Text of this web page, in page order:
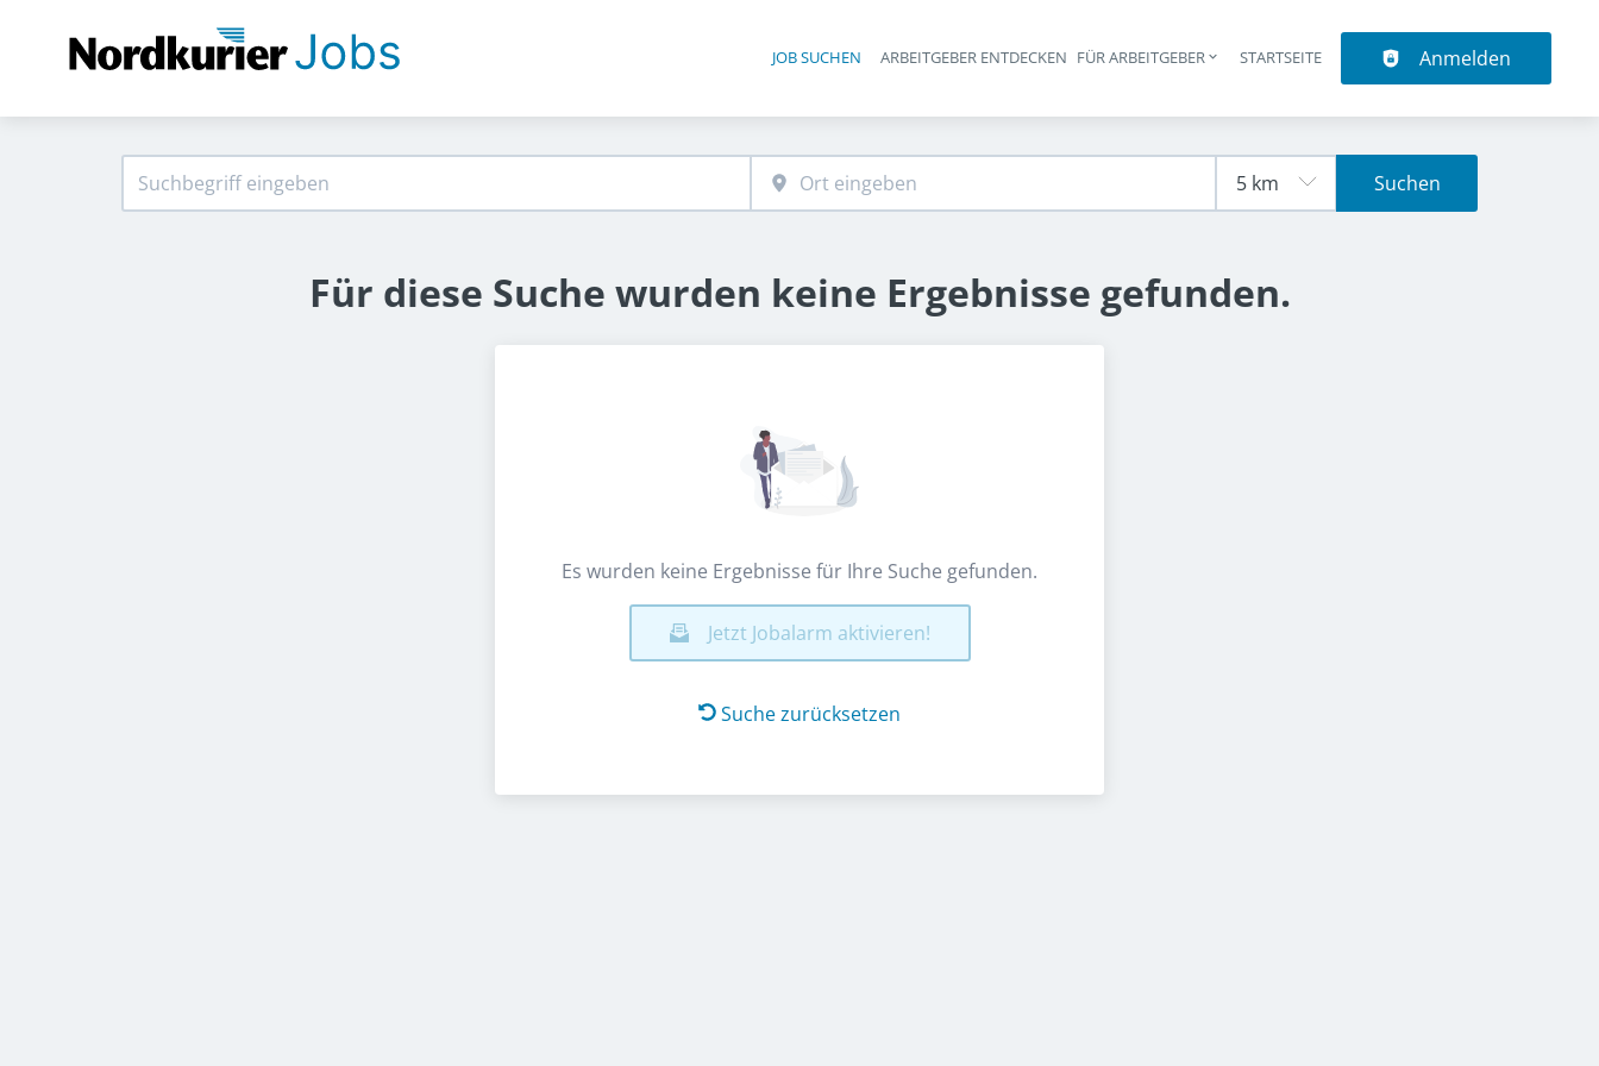
Haupt-Navigation
JOB SUCHEN ARBEITGEBER ENTDECKEN FÜR ARBEITGEBER STARTSEITE Anmelden
Suchen
Für diese Suche wurden keine Ergebnisse gefunden.
Es wurden keine Ergebnisse für Ihre Suche gefunden.
Jetzt Jobalarm aktivieren!
Suche zurücksetzen